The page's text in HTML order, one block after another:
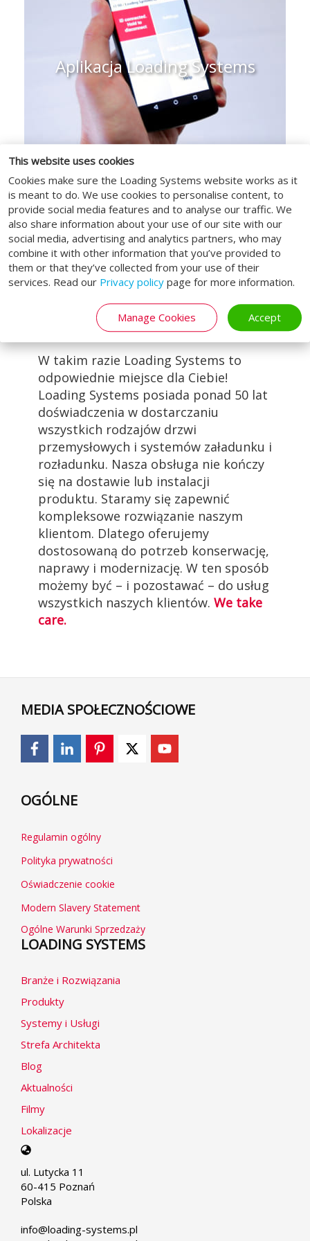
This website uses cookies
Cookies make sure the Loading Systems website works as it
is meant to do. We use cookies to personalise content, to
provide social media features and to analyse our traffic. We
also share information about your use of our site with our
social media, advertising and analytics partners, who may
combine it with other information that you’ve provided to
them or that they’ve collected from your use of their
services. Read our Privacy policy page for more information.
Manage Cookies Accept
spełniają już Twoich wymagań?
Wybierz nasze opcje modernizacji i
ulepszeń, aby cieszyć się dłuższą
żywotnością, oszczędnością energii i
innymi korzyściami.
DOWIEDZ SIĘ WIĘCEJ
Aplikacja Loading Systems
Aplikacja Loading Systems do
serwisu
Instalacja i konserwacja rampy
załadunkowej nigdy nie była łatwiejsza
DOWIEDZ SIĘ WIĘCEJ
Szukasz
kompleksowego
rozwiązania dla swojej
firmy?
W takim razie Loading Systems to
odpowiednie miejsce dla Ciebie!
Loading Systems posiada ponad 50 lat
doświadczenia w dostarczaniu
wszystkich rodzajów drzwi
przemysłowych i systemów załadunku i
rozładunku. Nasza obsługa nie kończy
się na dostawie lub instalacji
produktu. Staramy się zapewnić
kompleksowe rozwiązanie naszym
klientom. Dlatego oferujemy
dostosowaną do potrzeb konserwację,
naprawy i modernizację. W ten sposób
możemy być – i pozostawać – do usług
wszystkich naszych klientów. We take
care.
MEDIA SPOŁECZNOŚCIOWE
OGÓLNE
Regulamin ogólny
Polityka prywatności
Oświadczenie cookie
Modern Slavery Statement
Ogólne Warunki Sprzedzaży
LOADING SYSTEMS
Branże i Rozwiązania
Produkty
Systemy i Usługi
Strefa Architekta
Blog
Aktualności
Filmy
Lokalizacje
Select
language
ul. Lutycka 11
60-415 Poznań
Polska
info@loading-systems.pl